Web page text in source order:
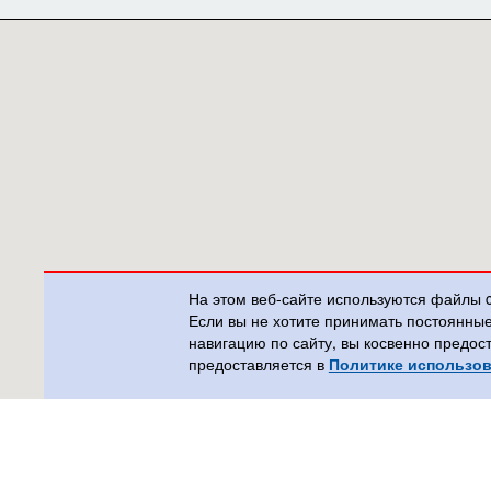
На этом веб-сайте используются файлы
Если вы не хотите принимать
навигацию по сайту, вы косвенно
предоставляется в Политике